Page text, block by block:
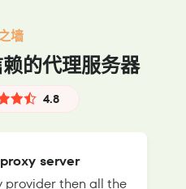
墙
的代理服务器
4.8
server
provider then all the